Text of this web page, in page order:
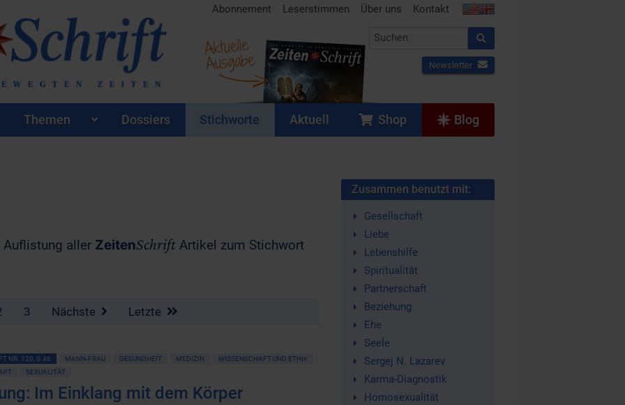
Abonnement Leserstimmen Über uns Kontakt
Newsletter
Aktuelle
Ausgabe
Themen Dossiers Stichworte Aktuell Shop Blog
Auflistung aller ZeitenSchrift Artikel zum Stichwort
3 Nächste Letzte
NR. 120, S.46 MANN-FRAU GESUNDHEIT MEDIZIN
WISSENSCHAFT UND ETHIK
SEXUALITÄT
Im Einklang mit dem Körper
Zusammen benutzt mit:
Gesellschaft
Liebe
Lebenshilfe
Spiritualität
Partnerschaft
Beziehung
Ehe
Seele
Sergej N. Lazarev
Karma-Diagnostik
Homosexualität